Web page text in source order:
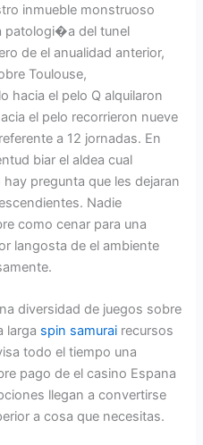
inmueble monstruoso
patologi�a del tunel
de el anualidad anterior,
Toulouse,
hacia el pelo Q alquilaron
el pelo recorrieron nueve
a 12 jornadas. En
biar el aldea cual
pregunta que les dejaran
Nadie
como cenar para una
langosta de el ambiente
diversidad de juegos sobre
larga spin samurai recursos
todo el tiempo una
pago de el casino Espana
llegan a convertirse
a cosa que necesitas.